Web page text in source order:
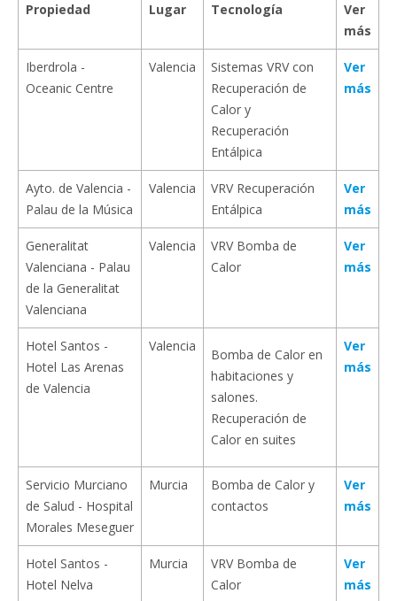
Propiedad Lugar Tecnología
Ver
más
Iberdrola -
Oceanic Centre
Valencia
Sistemas VRV con
Recuperación de
Calor y
Recuperación
Entálpica
Ver
más
Ayto. de Valencia -
Palau de la Música
Valencia
VRV Recuperación
Entálpica
Ver
más
Generalitat
Valenciana - Palau
de la Generalitat
Valenciana
Valencia
VRV Bomba de
Calor
Ver
más
Hotel Santos -
Hotel Las Arenas
de Valencia
Valencia
Bomba de Calor en
habitaciones y
salones.
Recuperación de
Calor en suites
Ver
más
Servicio Murciano
de Salud - Hospital
Morales Meseguer
Murcia
Bomba de Calor y
contactos
Ver
más
Hotel Santos -
Hotel Nelva
Murcia
VRV Bomba de
Calor
Ver
más